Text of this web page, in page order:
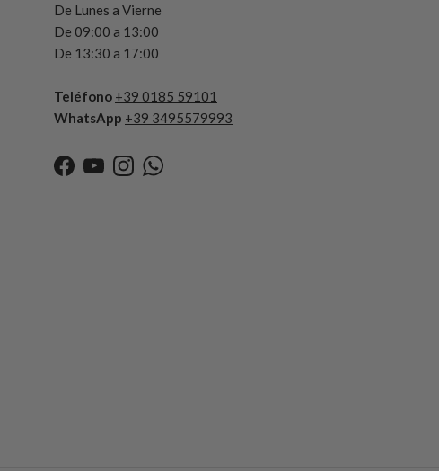
De Lunes a Vierne
De 09:00 a 13:00
De 13:30 a 17:00
Teléfono +39 0185 59101
WhatsApp +39 3495579993
Facebook
YouTubeInstagramWhatsApp